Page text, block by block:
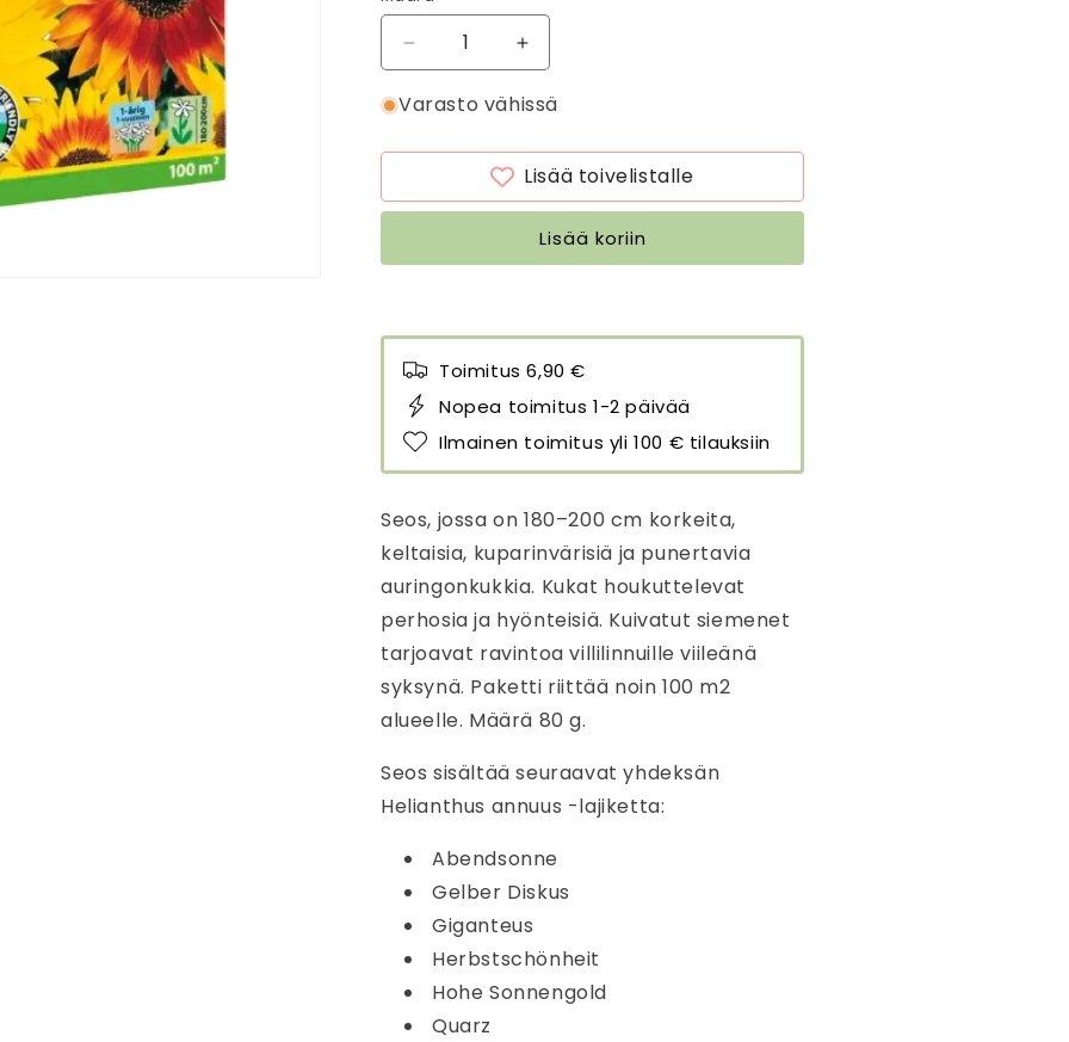
Vähennä
tuotteen
Auringonkukkaniitty
100
määrää
Lisää
tuotteen
Auringonkukkaniitty
100
m2
määrää
Varasto vähissä
Lisää toivelistalle
Lisää koriin
Toimitus 6,90 €
Nopea toimitus 1-2 päivää
Ilmainen toimitus yli 100 € tilauksiin
Seos, jossa on 180–200 cm korkeita,
keltaisia, kuparinvärisiä ja punertavia
auringonkukkia. Kukat houkuttelevat
perhosia ja hyönteisiä. Kuivatut siemenet
tarjoavat ravintoa villilinnuille viileänä
syksynä. Paketti riittää noin 100 m2
alueelle. Määrä 80 g.
Seos sisältää seuraavat yhdeksän
Helianthus annuus -lajiketta:
Abendsonne
Gelber Diskus
Giganteus
Herbstschönheit
Hohe Sonnengold
Quarz